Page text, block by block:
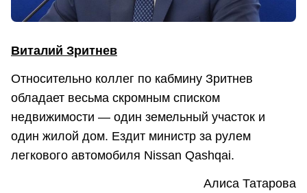
Виталий Зритнев
Относительно коллег по кабмину Зритнев
обладает весьма скромным списком
недвижимости — один земельный участок и
один жилой дом. Ездит министр за рулем
легкового автомобиля Nissan Qashqai.
Алиса Татарова